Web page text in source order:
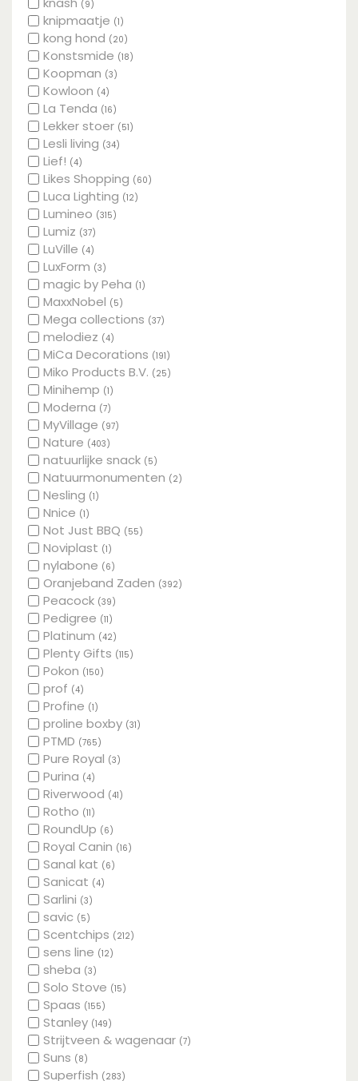
(9)
knipmaatje (1)
kong hond (20)
Konstsmide (18)
Koopman (3)
Kowloon (4)
La Tenda (16)
Lekker stoer (51)
Lesli living (34)
Lief! (4)
Likes Shopping (60)
Luca Lighting (12)
Lumineo (315)
Lumiz (37)
LuVille (4)
LuxForm (3)
magic by Peha (1)
MaxxNobel (5)
Mega collections (37)
melodiez (4)
MiCa Decorations (191)
Miko Products B.V. (25)
Minihemp (1)
Moderna (7)
MyVillage (97)
Nature (403)
natuurlijke snack (5)
Natuurmonumenten (2)
Nesling (1)
Nnice (1)
Not Just BBQ (55)
Noviplast (1)
nylabone (6)
Oranjeband Zaden (392)
Peacock (39)
Pedigree (11)
Platinum (42)
Plenty Gifts (115)
Pokon (150)
prof (4)
Profine (1)
proline boxby (31)
PTMD (765)
Pure Royal (3)
Purina (4)
Riverwood (41)
Rotho (11)
RoundUp (6)
Royal Canin (16)
Sanal kat (6)
Sanicat (4)
Sarlini (3)
savic (5)
Scentchips (212)
sens line (12)
sheba (3)
Solo Stove (15)
Spaas (155)
Stanley (149)
Strijtveen & wagenaar (7)
Suns (8)
Superfish (283)